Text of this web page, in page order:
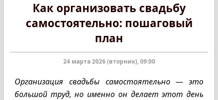
Как организовать свадьбу
самостоятельно: пошаговый
план
24 марта 2026 (вторник), 09:00
Организация свадьбы самостоятельно — это
большой труд, но именно он делает этот день